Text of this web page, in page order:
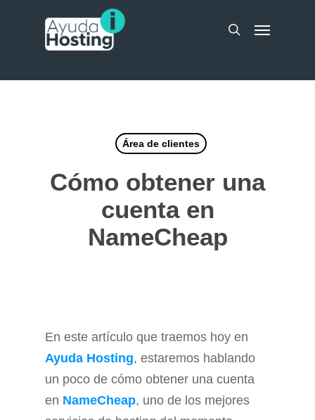
search
Menu
Área de clientes
Cómo obtener una
cuenta en
NameCheap
En este artículo que traemos hoy en
Ayuda Hosting, estaremos hablando
un poco de cómo obtener una cuenta
en NameCheap, uno de los mejores